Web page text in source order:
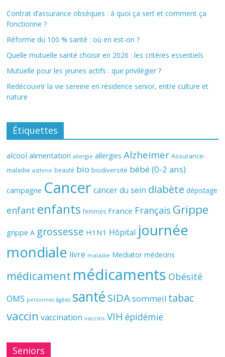
Contrat d’assurance obsèques : à quoi ça sert et comment ça
fonctionne ?
Réforme du 100 % santé : où en est-on ?
Quelle mutuelle santé choisir en 2026 : les critères essentiels
Mutuelle pour les jeunes actifs : que privilégier ?
Redécouvrir la vie sereine en résidence senior, entre culture et
nature
Étiquettes
alcool alimentation allergie allergies Alzheimer Assurance-
maladie asthme beauté bio biodiversité bébé (0-2 ans)
campagne Cancer cancer du sein diabète dépistage
enfant enfants femmes France Français Grippe
grippe A grossesse H1N1 Hôpital journée
mondiale livre maladie Mediator médecins
médicament médicaments Obésité
OMS personnes âgées santé SIDAsommeil tabac
vaccin vaccination vaccins VIH épidémie
Seniors